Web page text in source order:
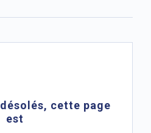
cette page
est